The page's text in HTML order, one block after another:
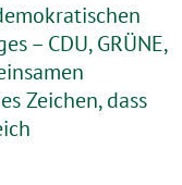
– CDU, GRÜNE,
Zeichen, dass